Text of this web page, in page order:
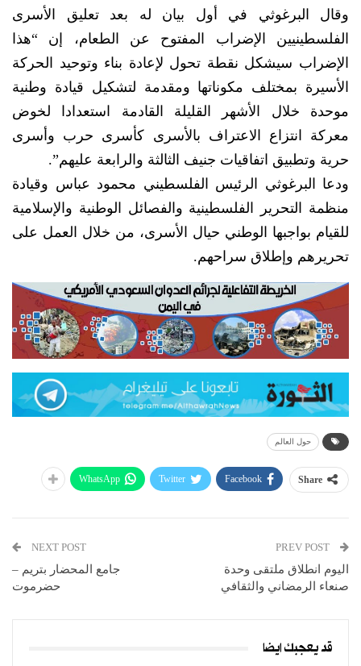
وقال البرغوثي في أول بيان له بعد تعليق الأسرى
الفلسطينيين الإضراب المفتوح عن الطعام، إن “هذا
الإضراب سيشكل نقطة تحول لإعادة بناء وتوحيد الحركة
الأسيرة بمختلف مكوناتها ومقدمة لتشكيل قيادة وطنية
موحدة خلال الأشهر القليلة القادمة استعدادا لخوض
معركة انتزاع الاعتراف بالأسرى كأسرى حرب وأسرى
حرية وتطبيق اتفاقيات جنيف الثالثة والرابعة عليهم”.
ودعا البرغوثي الرئيس الفلسطيني محمود عباس وقيادة
منظمة التحرير الفلسطينية والفصائل الوطنية والإسلامية
للقيام بواجبها الوطني حيال الأسرى، من خلال العمل على
تحريرهم وإطلاق سراحهم.
حول العالم
Share
Facebook
Twitter
WhatsApp
اليوم انطلاق ملتقى وحدة
صنعاء الرمضاني والثقافي
NEXT POST
جامع المحضار بتريم –
حضرموت
قد يعجبك ايضا